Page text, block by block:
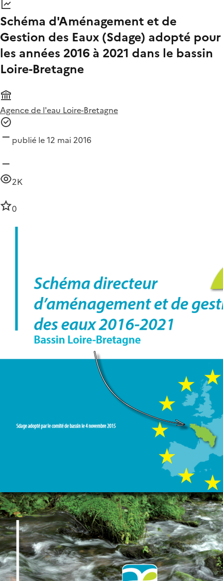
Schéma d'Aménagement et de
Gestion des Eaux (Sdage) adopté pour
les années 2016 à 2021 dans le bassin
Loire-Bretagne
Agence de l'eau Loire-Bretagne
publié le 12 mai 2016
2K
0